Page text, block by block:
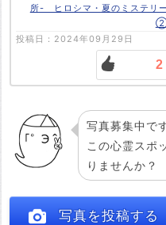
所- ヒロシマ・夏のミステリー
投稿日：2024年09月29日
2
写真募集中で
この心霊スポ
りませんか？
写真を投稿する